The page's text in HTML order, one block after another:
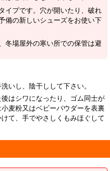
イプです。穴が開いたり、破れ
備の新しいシューズをお使い下
冬場屋外の寒い所での保管は避
いし、陰干しして下さい。
はシワになったり、ゴム同士が
麦粉又はベビーパウダーを表裏
て、手でやさしくもみほぐして